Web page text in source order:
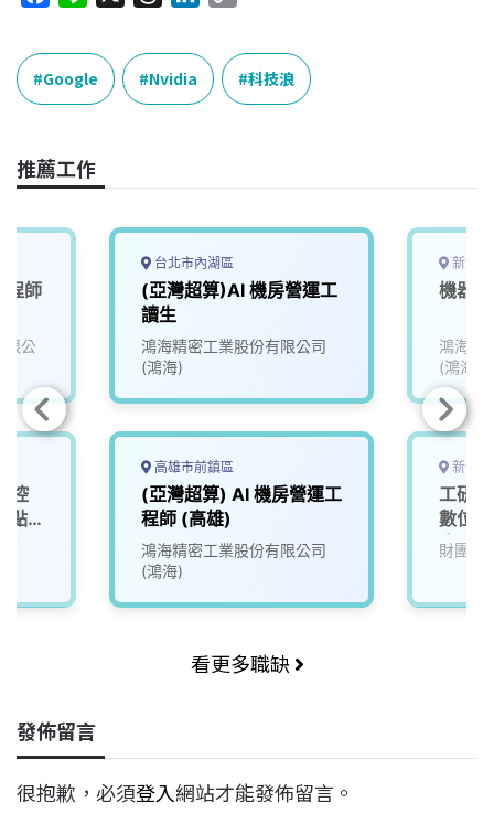
c
e
b
o
k
n
e
r
e
a
n
e
n
p
y
L
k
Google Nvidia 科技浪
推薦工作
程師
限公
控
點:
台北市內湖區
(亞灣超算)AI 機房營運工
讀生
鴻海精密工業股份有限公司
(鴻海)
高雄市前鎮區
(亞灣超算) AI 機房營運工
程師 (高雄)
鴻海精密工業股份有限公司
(鴻海)
新北
機器
鴻海精
(鴻海)
新竹
工研
數位
生
財團法
看更多職缺
發佈留言
很抱歉，必須登入網站才能發佈留言。